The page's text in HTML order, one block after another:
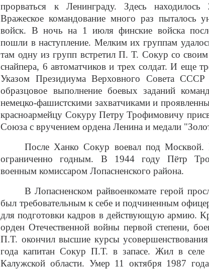
прорваться к Ленинграду. Здесь находилось
Вражеское командование много раз пыталось
войск. В ночь на 1 июля финские войска
пошли в наступление. Мелким их группам
там одну из групп встретил П. Т. Сокур со
снайпера, 6 автоматчиков и трех солдат. И еще
Указом Президиума Верховного Совета
образцовое выполнение боевых заданий
немецко-фашистскими захватчиками и
красноармейцу Сокуру Петру Трофимовичу
Союза с вручением ордена Ленина и медали
После Ханко Сокур воевал под
ограниченно годным. В 1944 году Пётр
военным комиссаром Лопасненского района.
В Лопасненском райвоенкомате герой
был требовательным к себе и подчиненным
для подготовки кадров в действующую армию.
орден Отечественной войны первой степени,
П.Т. окончил высшие курсы
года капитан Сокур П.Т. в запасе. Жил в селе
Калужской области. Умер 11 октября 1987